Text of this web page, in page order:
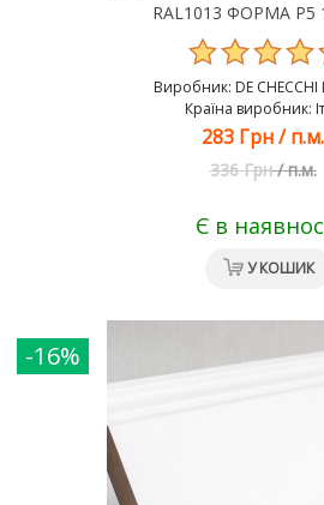
RAL1013 ФОРМА
Виробник: DE CHEСCHI
Країна виробник:
283 Грн/п.м.
336 Грн /п.м.
Є в
У КОШИК
-16%